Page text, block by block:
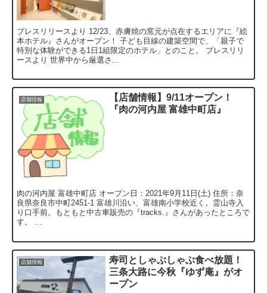
プレスリリースより 12/23、赤膚焼の窯元が点在するエリアに『絵
本ホテル』さんがオープン！ 子ども目線の建築空間で、「親子で
特別な体験ができる1日1組限定のホテル」とのこと。 プレスリリ
ースより 世界中から厳選さ...
店舗情報
【店舗情報】9/11オープン！
『肉の河内屋 富雄中町店』
肉の河内屋 富雄中町店 オープン日：2021年9月11日(土) 住所：奈
良県奈良市中町2451-1 富雄川沿い、富雄南小学校近く。霊山寺入
り口手前。もともと中古車販売の『tracks.』さんがあったところで
す。 ...
店舗情報
寿司としゃぶしゃぶ食べ放題！
三条大路に今秋『ゆず庵』がオ
ープン